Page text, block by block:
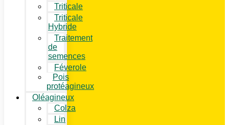
Triticale
Triticale
Hybride
Traitement
de
semences
Féverole
Pois
protéagineux
Oléagineux
Colza
Lin